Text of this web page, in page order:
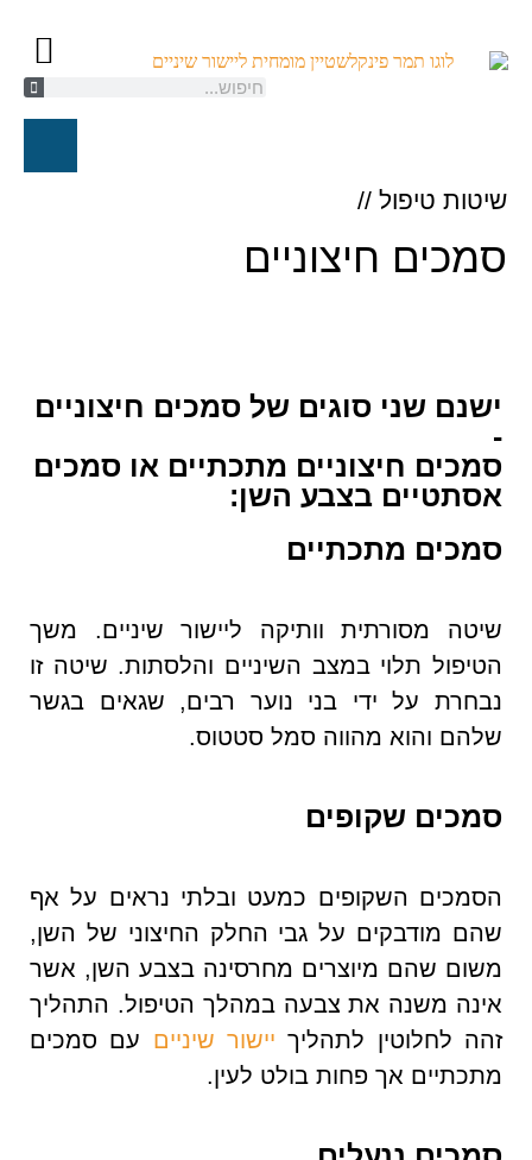
שיטות טיפול //
סמכים חיצוניים
ישנם שני סוגים של סמכים חיצוניים
-
סמכים חיצוניים מתכתיים או סמכים
אסתטיים בצבע השן:
סמכים מתכתיים
שיטה מסורתית וותיקה ליישור שיניים. משך
הטיפול תלוי במצב השיניים והלסתות. שיטה זו
נבחרת על ידי בני נוער רבים, שגאים בגשר
שלהם והוא מהווה סמל סטטוס.
סמכים שקופים
הסמכים השקופים כמעט ובלתי נראים על אף
שהם מודבקים על גבי החלק החיצוני של השן,
משום שהם מיוצרים מחרסינה בצבע השן, אשר
אינה משנה את צבעה במהלך הטיפול. התהליך
זהה לחלוטין לתהליך יישור שיניים עם סמכים
מתכתיים אך פחות בולט לעין.